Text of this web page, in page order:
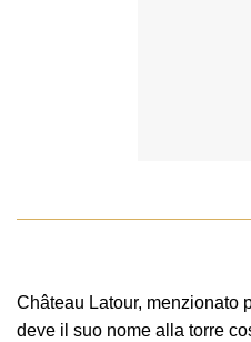
Château Latour, menzionato
deve il suo nome alla torre